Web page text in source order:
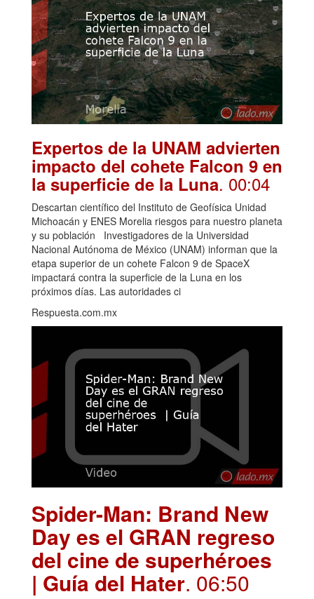
Expertos de la UNAM advierten
impacto del cohete Falcon 9 en
la superficie de la Luna. 00:04
Descartan científico del Instituto de Geofísica Unidad
Michoacán y ENES Morelia riesgos para nuestro planeta
y su población Investigadores de la Universidad
Nacional Autónoma de México (UNAM) informan que la
etapa superior de un cohete Falcon 9 de SpaceX
impactará contra la superficie de la Luna en los
próximos días. Las autoridades ci
Respuesta.com.mx
Spider-Man: Brand New
Day es el GRAN regreso
del cine de superhéroes
| Guía del Hater. 06:50